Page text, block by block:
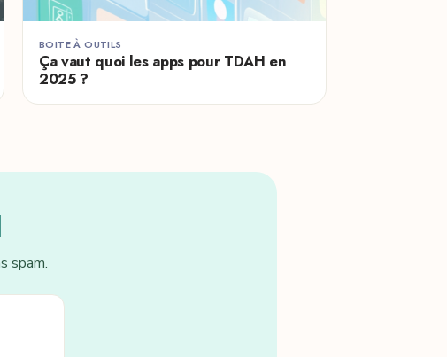
BOITE À OUTILS
Ça vaut quoi les apps pour TDAH en
2025 ?
spam.